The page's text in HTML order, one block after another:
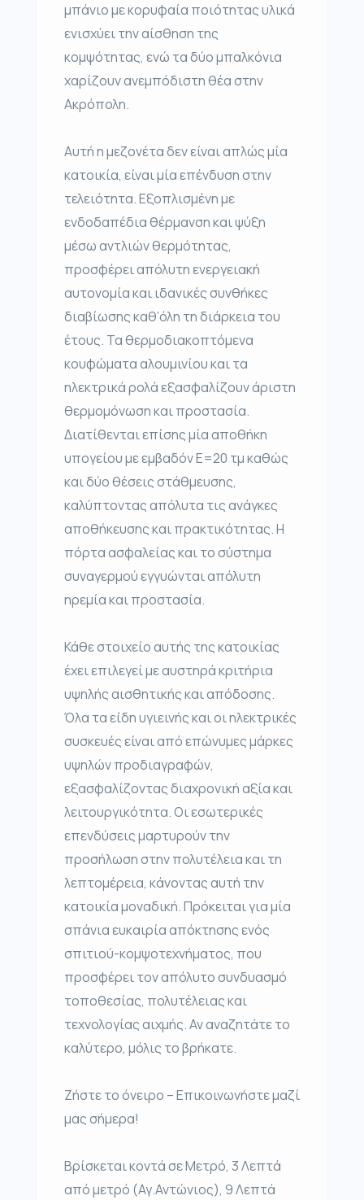
μπάνιο με κορυφαία ποιότητας υλικά
ενισχύει την αίσθηση της
κομψότητας, ενώ τα δύο μπαλκόνια
χαρίζουν ανεμπόδιστη θέα στην
Ακρόπολη.
Αυτή η μεζονέτα δεν είναι απλώς μία
κατοικία, είναι μία επένδυση στην
τελειότητα. Εξοπλισμένη με
ενδοδαπέδια θέρμανση και ψύξη
μέσω αντλιών θερμότητας,
προσφέρει απόλυτη ενεργειακή
αυτονομία και ιδανικές συνθήκες
διαβίωσης καθ’όλη τη διάρκεια του
έτους. Τα θερμοδιακοπτόμενα
κουφώματα αλουμινίου και τα
ηλεκτρικά ρολά εξασφαλίζουν άριστη
θερμομόνωση και προστασία.
Διατίθενται επίσης μία αποθήκη
υπογείου με εμβαδόν Ε=20 τμ καθώς
και δύο θέσεις στάθμευσης,
καλύπτοντας απόλυτα τις ανάγκες
αποθήκευσης και πρακτικότητας. Η
πόρτα ασφαλείας και το σύστημα
συναγερμού εγγυώνται απόλυτη
ηρεμία και προστασία.
Κάθε στοιχείο αυτής της κατοικίας
έχει επιλεγεί με αυστηρά κριτήρια
υψηλής αισθητικής και απόδοσης.
Όλα τα είδη υγιεινής και οι ηλεκτρικές
συσκευές είναι από επώνυμες μάρκες
υψηλών προδιαγραφών,
εξασφαλίζοντας διαχρονική αξία και
λειτουργικότητα. Οι εσωτερικές
επενδύσεις μαρτυρούν την
προσήλωση στην πολυτέλεια και τη
λεπτομέρεια, κάνοντας αυτή την
κατοικία μοναδική. Πρόκειται για μία
σπάνια ευκαιρία απόκτησης ενός
σπιτιού-κομψοτεχνήματος, που
προσφέρει τον απόλυτο συνδυασμό
τοποθεσίας, πολυτέλειας και
τεχνολογίας αιχμής. Αν αναζητάτε το
καλύτερο, μόλις το βρήκατε.
Ζήστε το όνειρο – Επικοινωνήστε μαζί
μας σήμερα!
Βρίσκεται κοντά σε Μετρό, 3 Λεπτά
από μετρό (Αγ.Αντώνιος), 9 Λεπτά